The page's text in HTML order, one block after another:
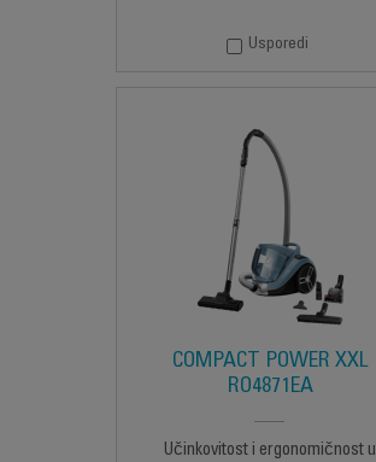
Usporedi
COMPACT POWER XXL
RO4871EA
Učinkovitost i ergonomičnost u